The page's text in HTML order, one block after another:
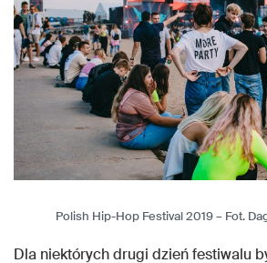
Polish Hip-Hop Festival 2019 – Fot.
Dla niektórych drugi dzień festiwalu